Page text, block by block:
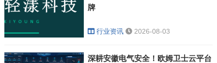
牌
行业资讯 2026-08-03
深耕安徽电气安全！欧姆卫士云平台